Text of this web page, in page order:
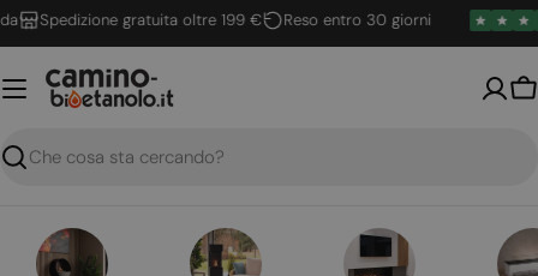
Vai
al
contenuto
Spedizione gratuita oltre 199 € Reso entro 30 giorni
Ricerca